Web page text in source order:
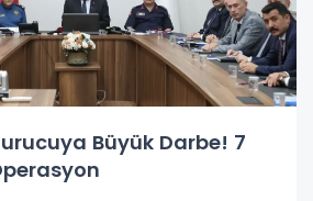
Büyük Darbe! 7